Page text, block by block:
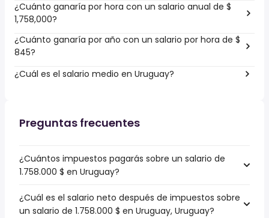
¿Cuánto ganaría por hora con un salario anual de $
1,758,000?
¿Cuánto ganaría por año con un salario por hora de $
845?
¿Cuál es el salario medio en Uruguay?
Preguntas frecuentes
¿Cuántos impuestos pagarás sobre un salario de
1.758.000 $ en Uruguay?
¿Cuál es el salario neto después de impuestos sobre
un salario de 1.758.000 $ en Uruguay, Uruguay?